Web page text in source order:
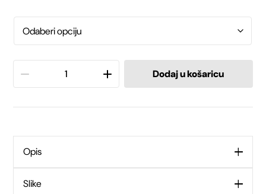
Julius
zastava
Dodaj u košaricu
Opis
Slike